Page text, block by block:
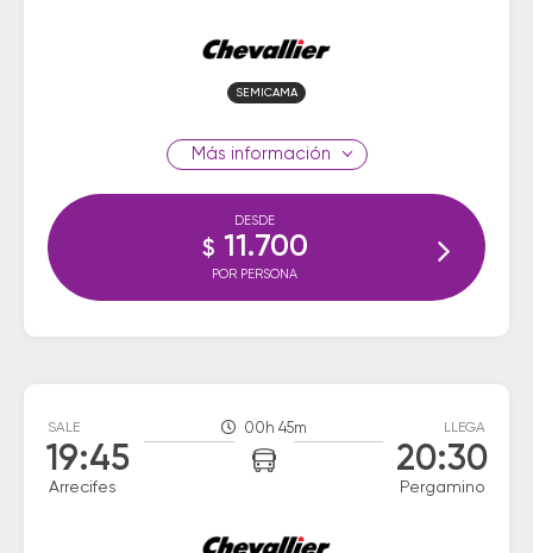
SEMICAMA
información
DESDE
$ 11.700
POR PERSONA
SALE
19:45
Arrecifes
00h 45m LLEGA
20:30
Pergamino